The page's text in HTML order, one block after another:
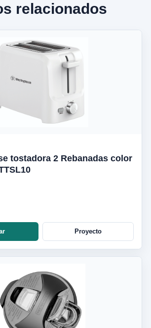
relacionados
tostadora 2 Rebanadas color
Proyecto